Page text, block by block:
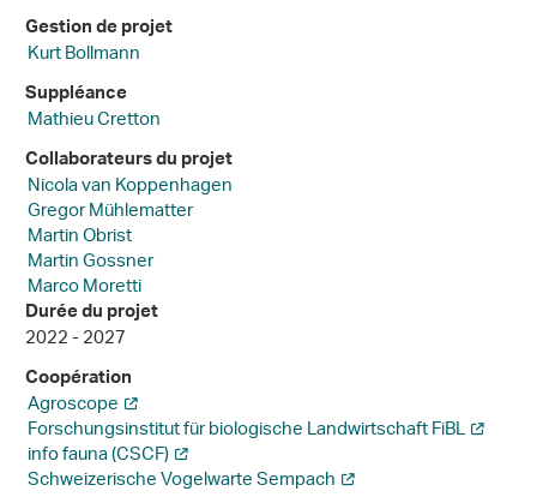
Gestion de projet
Kurt Bollmann
Suppléance
Mathieu Cretton
Collaborateurs du projet
Nicola van Koppenhagen
Gregor Mühlematter
Martin Obrist
Martin Gossner
Marco Moretti
Durée du projet
2022 - 2027
Coopération
Agroscope
Forschungsinstitut für biologische Landwirtschaft FiBL
info fauna (CSCF)
Schweizerische Vogelwarte Sempach